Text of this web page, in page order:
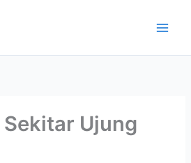
Ujung